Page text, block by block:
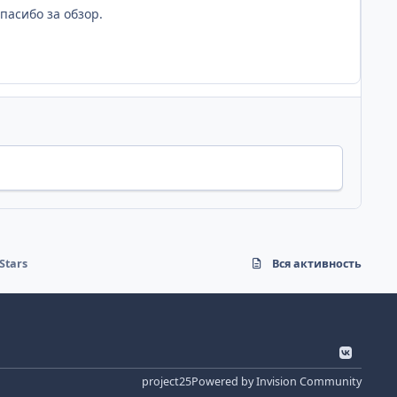
за обзор.
Вся активность
k
project25Powered byInvision Community